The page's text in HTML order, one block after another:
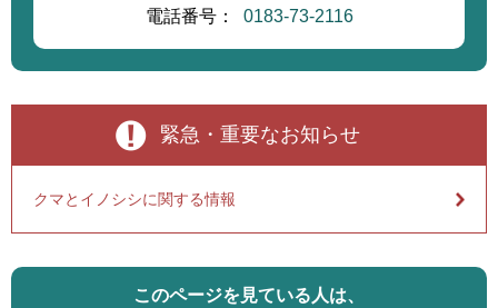
電話番号： 0183-73-2116
緊急・重要なお知らせ
クマとイノシシに関する情報
このページを見ている人は、